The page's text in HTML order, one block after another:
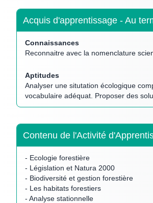
Acquis d'apprentissage - Au
Connaissances
Reconnaitre avec la nomenclature
Aptitudes
Analyser une situtation écologique
vocabulaire adéquat. Proposer des
Contenu de l'Activité
- Ecologie forestière
- Législation et Natura 2000
- Biodiversité et gestion forestière
- Les habitats forestiers
- Analyse stationnelle